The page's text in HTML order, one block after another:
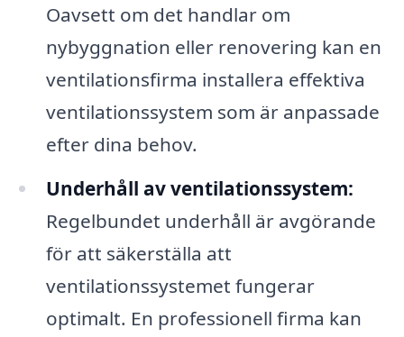
Oavsett om det handlar om
nybyggnation eller renovering kan en
ventilationsfirma installera effektiva
ventilationssystem som är anpassade
efter dina behov.
Underhåll av ventilationssystem:
Regelbundet underhåll är avgörande
för att säkerställa att
ventilationssystemet fungerar
optimalt. En professionell firma kan